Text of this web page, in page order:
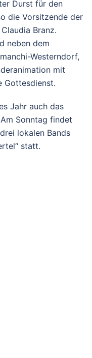
Durst für den
die Vorsitzende der
Branz.
neben dem
Westerndorf,
mit
Gottesdienst.
Jahr auch das
Sonntag findet
lokalen Bands
statt.